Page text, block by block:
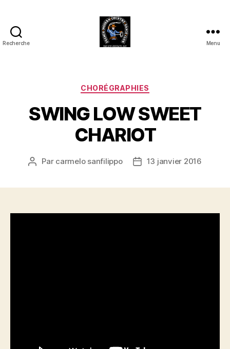
Recherche
de
Billy-
Berclau
(62)
Menu
Catégories
CHORÉGRAPHIES
SWING LOW SWEET
CHARIOT
Auteur
Par carmelo sanfilippo
Date13 janvier 2016